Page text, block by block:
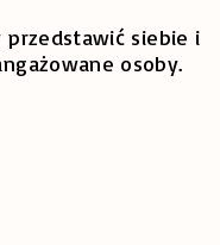
przedstawić siebie i
osoby.